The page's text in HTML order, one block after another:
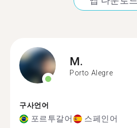
M.
Porto Alegre
구사언어
포르투갈어 스페인어